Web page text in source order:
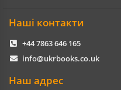
Наші контакти
+44 7863 646 165
info@ukrbooks.co.uk
Наш адрес